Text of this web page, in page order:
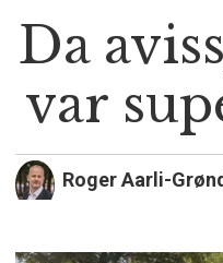
Da
var
Roger Aarli-